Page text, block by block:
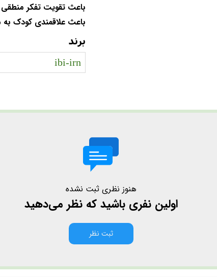
باعث تقویت تفکر
باعث علاقمندی کودک
برند
ibi-irn
هنوز نظری ثبت نشده
اولین نفری باشید که نظر می‌دهید
ثبت نظر